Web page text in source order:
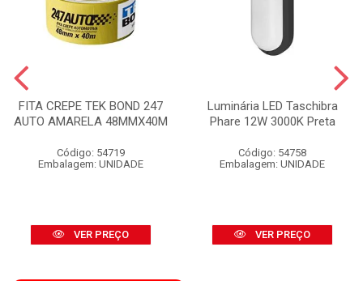
FITA CREPE TEK BOND 247
AUTO AMARELA 48MMX40M
Código: 54719
Embalagem: UNIDADE
VER PREÇO
Luminária LED Taschibra
Phare 12W 3000K Preta
Código: 54758
Embalagem: UNIDADE
VER PREÇO